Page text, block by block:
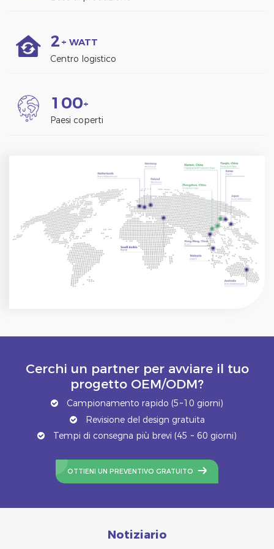
2 + WATT
Centro logistico
1 00+
Paesi coperti
Cerchi un partner per avviare il tuo
progetto OEM/ODM?
Campionamento rapido (5~10 giorni)
Revisione del design gratuita
Tempi di consegna più brevi (45 ~ 60 giorni)
OTTIENI UN PREVENTIVO GRATUITO
Notiziario